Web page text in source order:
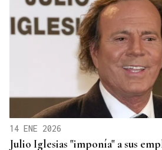
14 ENE 2026
Julio Iglesias "imponía" a sus